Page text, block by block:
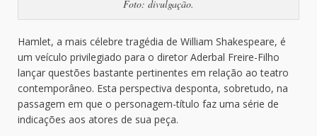
Foto: divulgação.
Hamlet, a mais célebre tragédia de William Shakespeare, é
um veículo privilegiado para o diretor Aderbal Freire-Filho
lançar questões bastante pertinentes em relação ao teatro
contemporâneo. Esta perspectiva desponta, sobretudo, na
passagem em que o personagem-título faz uma série de
indicações aos atores de sua peça.